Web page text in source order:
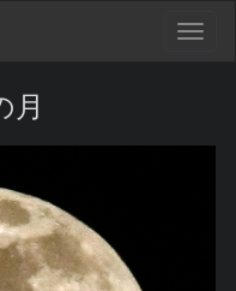
月